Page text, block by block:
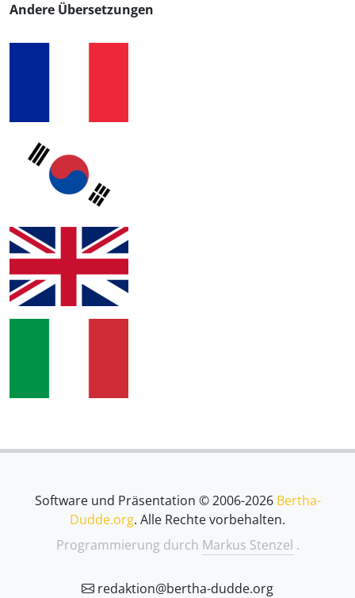
Andere Übersetzungen
Software und Präsentation © 2006-2026 Bertha-
Dudde.org. Alle Rechte vorbehalten.
Programmierung durch Markus Stenzel .
redaktion@bertha-dudde.org